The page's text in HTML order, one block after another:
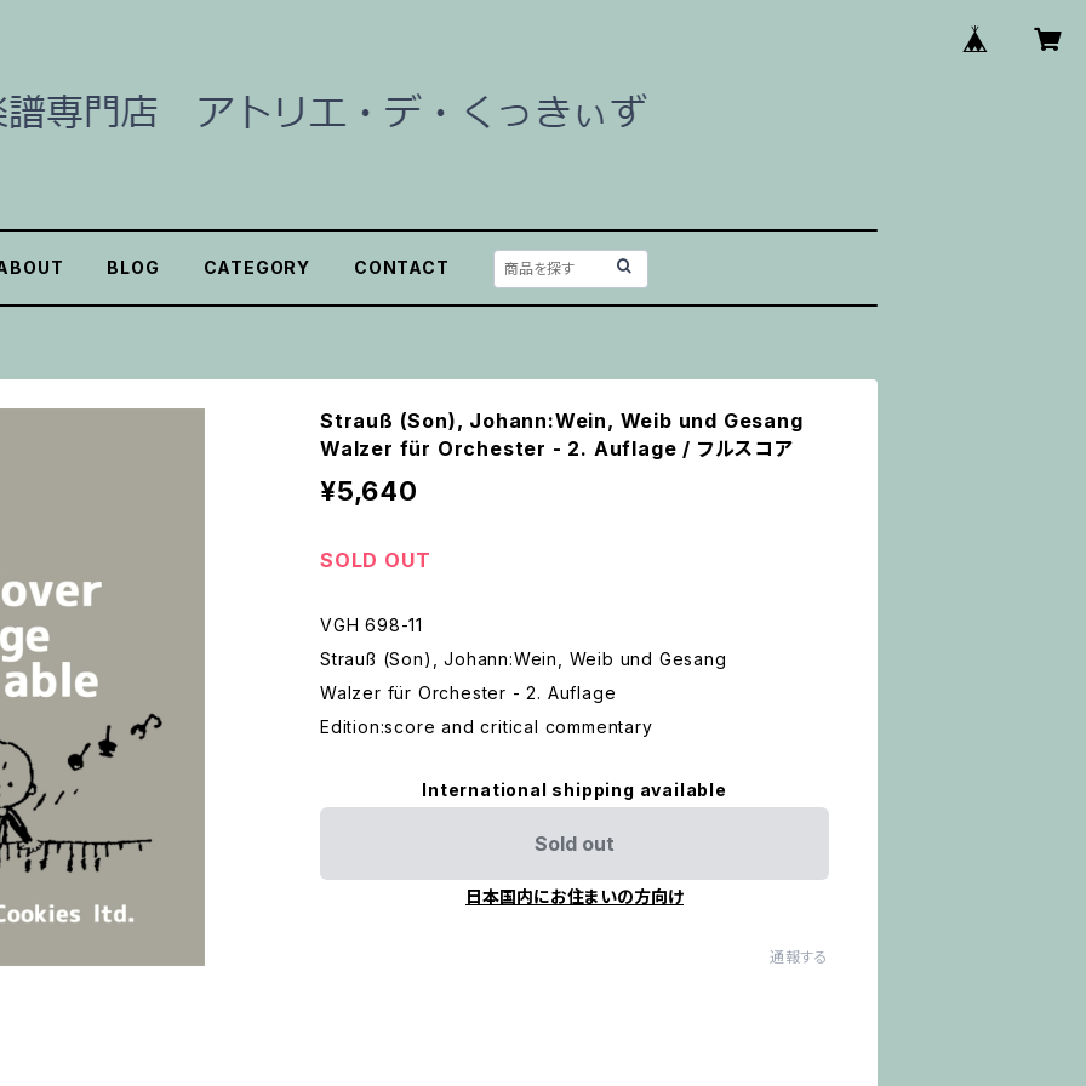
BLOG CATEGORY CONTACT
Strauß (Son), Johann:Wein, Weib und Gesang
Walzer für Orchester - 2. Auflage / フルスコア
¥5,640
SOLD OUT
VGH 698-11
Strauß (Son), Johann:Wein, Weib und Gesang
Walzer für Orchester - 2. Auflage
Edition:score and critical commentary
International shipping available
Sold out
日本国内にお住まいの方向け
通報する